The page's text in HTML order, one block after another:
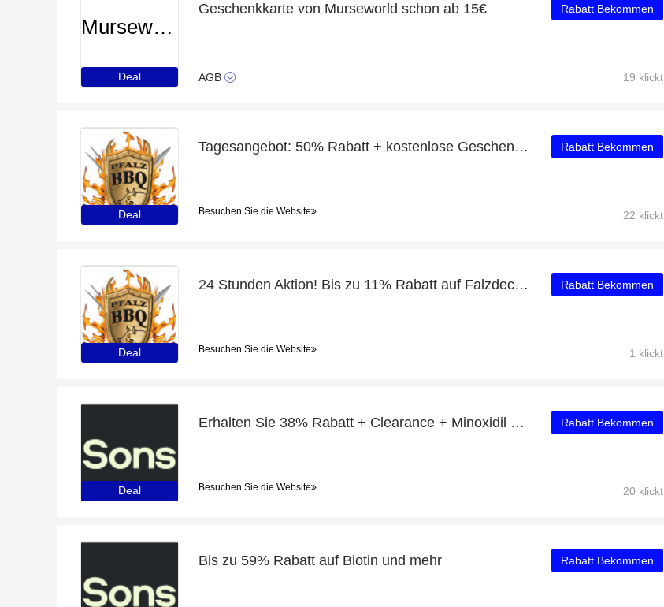
Murseworld
Deal
Geschenkkarte von Murseworld schon ab 15€
AGB
Rabatt Bekommen
19 klickt
Deal
Tagesangebot: 50% Rabatt + kostenlose Geschenke und Wurstdosen mit Deckel 99-63 Rabatt
Besuchen Sie die Website
Rabatt Bekommen
22 klickt
Deal
24 Stunden Aktion! Bis zu 11% Rabatt auf Falzdeckel 99mm SRP
Besuchen Sie die Website
Rabatt Bekommen
1 klickt
Deal
Erhalten Sie 38% Rabatt + Clearance + Minoxidil Rabatte
Besuchen Sie die Website
Rabatt Bekommen
20 klickt
Bis zu 59% Rabatt auf Biotin und mehr Rabatt Bekommen